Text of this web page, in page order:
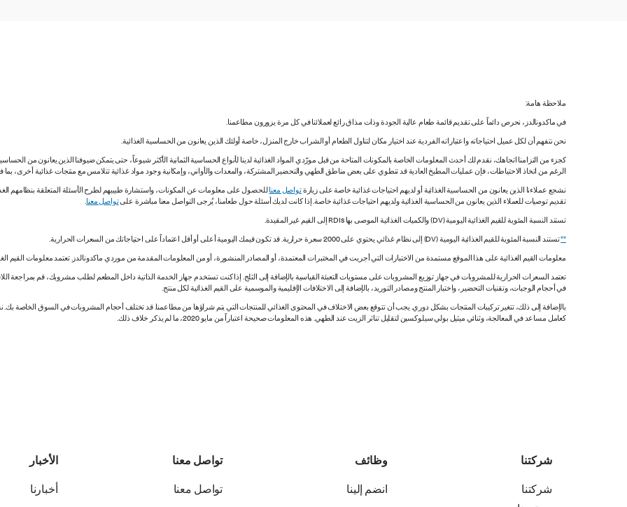
ملاحظة هامة:
في ماكدونالدز، نحرص دائماً على تقديم قائمة طعام عالية الجودة وذات مذاق رائع لعملائنا في كل مرة يزورون مطاعمنا.
نحن نتفهم أن لكل عميل احتياجاته واعتباراته الفردية عند اختيار مكان لتناول الطعام أو الشراب خارج المنزل، خاصة أولئك الذين يعانون من الحساسية الغذائية.
كجزء من التزامنا اتجاهك، نقدم لك أحدث المعلومات الخاصة بالمكونات المتاحة من قبل مورّدي المواد الغذائية لدينا لأنواع الحساسية الثمانية الأكثر شيوعاً، حتى يتمكن ضيوفنا الذين يعانون من
الرغم من اتخاذ الاحتياطات، فإن عمليات المطبخ العادية قد تنطوي على بعض مناطق الطهي والتحضير المشتركة، والمعدات والأواني، وإمكانية وجود مواد غذائية تتلامس مع منتجات غذائية أخرى،
نشجع عملاءنا الذين يعانون من الحساسية الغذائية أو لديهم احتياجات غذائية خاصة على زيارةتواصل معناللحصول على معلومات عن المكونات، واستشارة طبيبهم لطرح الأسئلة المتعلقة بنظامهم
تقديم توصيات للعملاء الذين يعانون من الحساسية الغذائية ولديهم احتياجات غذائية خاصة. إذا كانت لديك أسئلة حول طعامنا، يُرجى التواصل معنا مباشرة علىتواصل معنا.
تستند النسبة المئوية للقيم الغذائية اليومية (DV) والكميات الغذائية الموصى بها RDIs إلى القيم غير المقيدة.
**تستند النسبة المئوية للقيم الغذائية اليومية (DV) إلى نظام غذائي يحتوي على 2000 سعرة حرارية. قد تكون قيمك اليومية أعلى أو أقل اعتماداً على احتياجاتك من السعرات الحرارية.
معلومات القيم الغذائية على هذا الموقع مستمدة من الاختبارات التي أجريت في المختبرات المعتمدة، أو المصادر المنشورة، أو من المعلومات المقدمة من موردي ماكدونالدز. تعتمد معلومات القيم
تعتمد السعرات الحرارية للمشروبات في جهاز توزيع المشروبات على مستويات التعبئة القياسية بالإضافة إلى الثلج. إذا كنت تستخدم جهاز الخدمة الذاتية داخل المطعم لطلب مشروبك، قم بمراجعة
في أحجام الوجبات، وتقنيات التحضير، واختبار المنتج ومصادر التوريد، بالإضافة إلى الاختلافات الإقليمية والموسمية على القيم الغذائية لكل منتج.
بالإضافة إلى ذلك، تتغير تركيبات المنتجات بشكل دوري. يجب أن تتوقع بعض الاختلاف في المحتوى الغذائي للمنتجات التي يتم شراؤها من مطاعمنا. قد تختلف أحجام المشروبات في السوق
كعامل مساعد في المعالجة، وثنائي ميثيل بولي سيلوكسين لتقليل تناثر الزيت عند الطهي. هذه المعلومات صحيحة اعتباراً من مايو 2020، ما لم يذكر خلاف ذلك.
شركتنا
شركتنا
وظائف
انضم إلينا
تواصل معنا
تواصل معنا
الأخبار
أخبارنا